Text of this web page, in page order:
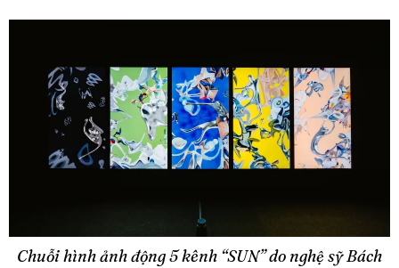
Chuỗi hình ảnh động 5 kênh “SUN” do nghệ sỹ Bách